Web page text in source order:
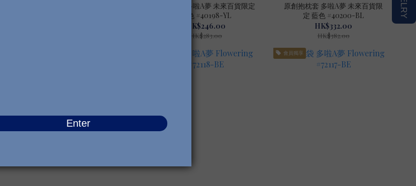
原創拖鞋 多啦A夢 未來百貨限定
黃色 #40198-YL
HK$246.00
HK$283.00
原創抱枕套 多啦A夢 未來百貨限
定 藍色 #40200-BL
HK$332.00
HK$382.00
會員獨享